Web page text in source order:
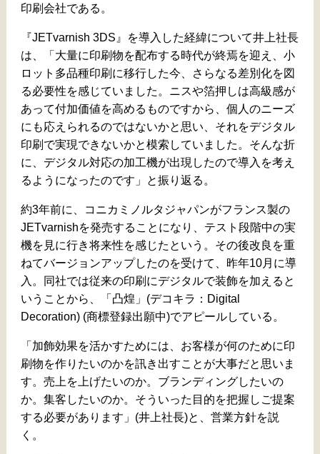
印刷会社である。
『JETvarnish 3DS』を導入した経緯について井上社長
は、「大量に印刷物を配布する時代が終焉を迎え、小
ロット多品種印刷に移行した今、さらなる差別化を図
る必要性を感じていました。ニスや箔押しは高級感が
あって付加価値を高めるものですから、個人のニーズ
にも応えられるのではないかと思い、それをデジタル
印刷で実現できないかと模索していました。そんな折
に、デジタル対応の加工機が出現したので導入を考え
るようになったのです」と振り返る。
約3年前に、コニカミノルタジャパンがフランス製の
JETvarnishを発売することになり、テスト段階中の実
機を見に行き将来性を感じたという。その後改良を重
ねてバージョンアップしたのを受けて、昨年10月に導
入。同社では従来の印刷にデジタルで装飾を加えると
いうことから、「凸煌」(デコキラ：Digital
Decoration) (商標登録出願中)でアピールしている。
「加飾効果を活かすためには、お客様が何のために印
刷物を作りたいのかを訊き出すことが大事だと思いま
す。売上を上げたいのか。ブランディングしたいの
か。集客したいのか。そういった目的を把握しご提案
する必要があります」(井上社長)と、営業方針を説
く。